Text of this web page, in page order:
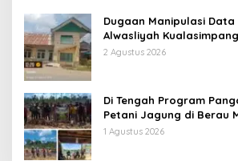
Dugaan Manipulasi Data
Alwasliyah
Murid Tapi Terima Dana
2 Agustus 2026
Di Tengah Program
Petani Jagung di Berau
Tekanan Aparat
1 Agustus 2026